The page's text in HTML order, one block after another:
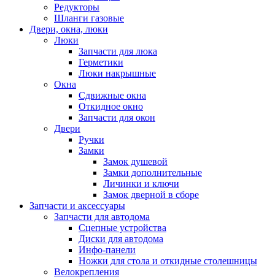
Редукторы
Шланги газовые
Двери, окна, люки
Люки
Запчасти для люка
Герметики
Люки накрышные
Окна
Сдвижные окна
Откидное окно
Запчасти для окон
Двери
Ручки
Замки
Замок душевой
Замки дополнительные
Личинки и ключи
Замок дверной в сборе
Запчасти и аксессуары
Запчасти для автодома
Сцепные устройства
Диски для автодома
Инфо-панели
Ножки для стола и откидные столешницы
Велокрепления